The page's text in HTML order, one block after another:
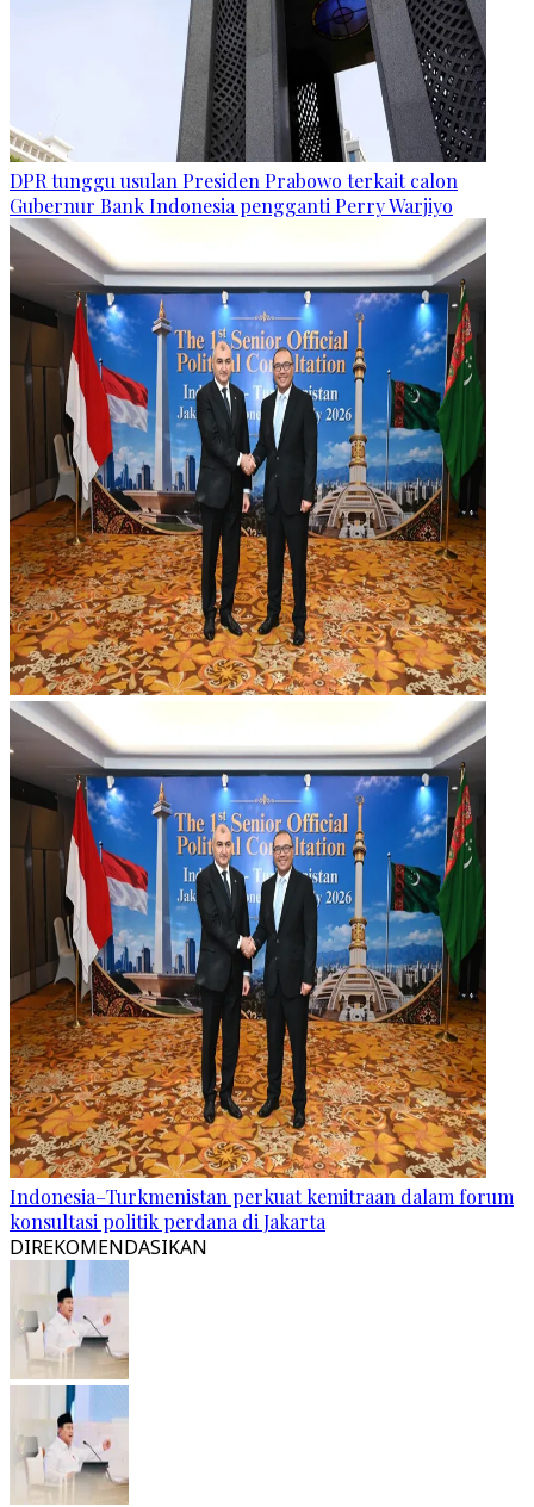
DPR tunggu usulan Presiden Prabowo terkait calon
Gubernur Bank Indonesia pengganti Perry Warjiyo
Indonesia–Turkmenistan perkuat kemitraan dalam forum
konsultasi politik perdana di Jakarta
DIREKOMENDASIKAN